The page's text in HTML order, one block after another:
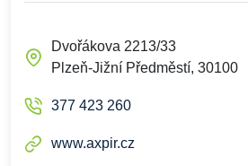
Dvořákova 2213/33
Plzeň-Jižní Předměstí, 30100
377 423 260
www.axpir.cz